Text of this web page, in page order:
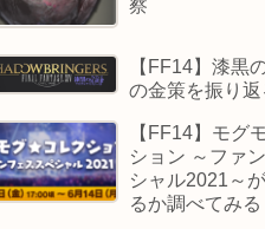
察
【FF14】漆黒
の金策を振り
【FF14】モグ
ション ～ファ
シャル2021～
るか調べてみる